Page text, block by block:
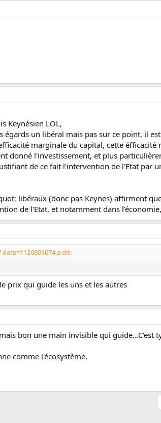
Keynésien LOL,
égards un libéral mais pas sur ce point, il
marginale du capital, cette
donné l'investissement, et plus
de ce fait l'intervention de l'Etat par
libéraux (donc pas Keynes) affirment
de l'Etat, et notamment dans
a dit:
prix qui guide les uns et les autres
bon une main invisible qui guide...C'est
comme l'écosystème.